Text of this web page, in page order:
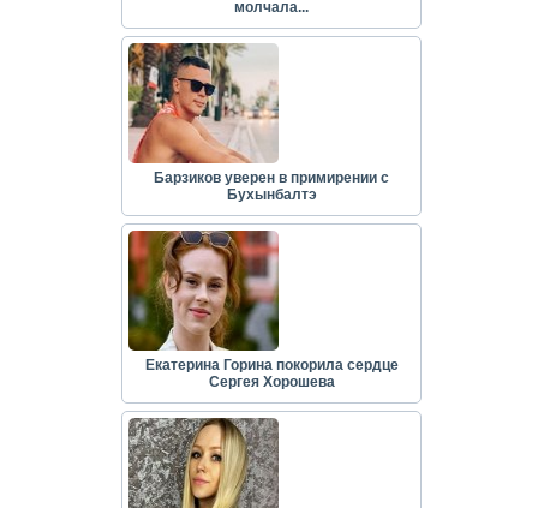
молчала...
Барзиков уверен в примирении с
Бухынбалтэ
Екатерина Горина покорила сердце
Сергея Хорошева